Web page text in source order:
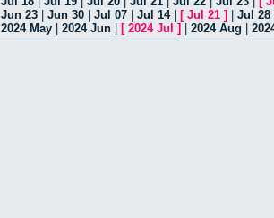
Jun 23 Jun 30 Jul 07 Jul 14| [ Jul 21 ] Jul 28
2024 May 2024 Jun [ 2024 Jul ] 2024 Aug